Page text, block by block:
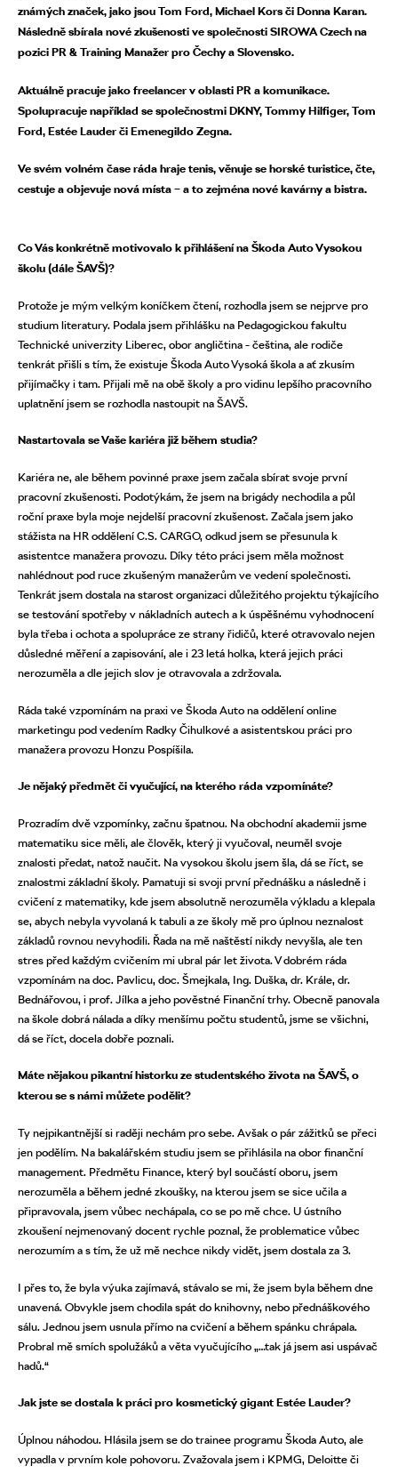
známých značek, jako jsou Tom Ford, Michael Kors či Donna Karan.
Následně sbírala nové zkušenosti ve společnosti SIROWA Czech na
pozici PR& Training Manažer pro Čechy a Slovensko.
Aktuálně pracuje jako freelancer v oblasti PR a komunikace.
Spolupracuje například se společnostmi DKNY, Tommy Hilfiger, Tom
Ford, Estée Lauder či Emenegildo Zegna.
Ve svém volném čase ráda hraje tenis, věnuje se horské turistice, čte,
cestuje a objevuje nová místa – a to zejména nové kavárny a bistra.
Co Vás konkrétně motivovalo k přihlášení na Škoda Auto Vysokou
školu (dále ŠAVŠ)?
Protože je mým velkým koníčkem čtení, rozhodla jsem se nejprve pro
studium literatury. Podala jsem přihlášku na Pedagogickou fakultu
Technické univerzity Liberec, obor angličtina - čeština, ale rodiče
tenkrát přišli s tím, že existuje Škoda Auto Vysoká škola a ať zkusím
přijímačky i tam. Přijali mě na obě školy a pro vidinu lepšího pracovního
uplatnění jsem se rozhodla nastoupit na ŠAVŠ.
Nastartovala se Vaše kariéra již během studia?
Kariéra ne, ale během povinné praxe jsem začala sbírat svoje první
pracovní zkušenosti. Podotýkám, že jsem na brigády nechodila a půl
roční praxe byla moje nejdelší pracovní zkušenost. Začala jsem jako
stážista na HR oddělení C.S. CARGO, odkud jsem se přesunula k
asistentce manažera provozu. Díky této práci jsem měla možnost
nahlédnout pod ruce zkušeným manažerům ve vedení společnosti.
Tenkrát jsem dostala na starost organizaci důležitého projektu týkajícího
se testování spotřeby v nákladních autech a k úspěšnému vyhodnocení
byla třeba i ochota a spolupráce ze strany řidičů, které otravovalo nejen
důsledné měření a zapisování, ale i 23 letá holka, která jejich práci
nerozuměla a dle jejich slov je otravovala a zdržovala.
Ráda také vzpomínám na praxi ve Škoda Auto na oddělení online
marketingu pod vedením Radky Čihulkové a asistentskou práci pro
manažera provozu Honzu Pospíšila.
Je nějaký předmět či vyučující, na kterého ráda vzpomínáte?
Prozradím dvě vzpomínky, začnu špatnou. Na obchodní akademii jsme
matematiku sice měli, ale člověk, který ji vyučoval, neuměl svoje
znalosti předat, natož naučit. Na vysokou školu jsem šla, dá se říct, se
znalostmi základní školy. Pamatuji si svoji první přednášku a následně i
cvičení z matematiky, kde jsem absolutně nerozuměla výkladu a klepala
se, abych nebyla vyvolaná k tabuli a ze školy mě pro úplnou neznalost
základů rovnou nevyhodili. Řada na mě naštěstí nikdy nevyšla, ale ten
stres před každým cvičením mi ubral pár let života. V dobrém ráda
vzpomínám na doc. Pavlicu, doc. Šmejkala, Ing. Duška, dr. Krále, dr.
Bednářovou, i prof. Jílka a jeho pověstné Finanční trhy. Obecně panovala
na škole dobrá nálada a díky menšímu počtu studentů, jsme se všichni,
dá se říct, docela dobře poznali.
Máte nějakou pikantní historku ze studentského života na ŠAVŠ, o
kterou se s námi můžete podělit?
Ty nejpikantnější si raději nechám pro sebe. Avšak o pár zážitků se přeci
jen podělím. Na bakalářském studiu jsem se přihlásila na obor finanční
management. Předmětu Finance, který byl součástí oboru, jsem
nerozuměla a během jedné zkoušky, na kterou jsem se sice učila a
připravovala, jsem vůbec nechápala, co se po mě chce. U ústního
zkoušení nejmenovaný docent rychle poznal, že problematice vůbec
nerozumím a s tím, že už mě nechce nikdy vidět, jsem dostala za 3.
I přes to, že byla výuka zajímavá, stávalo se mi, že jsem byla během dne
unavená. Obvykle jsem chodila spát do knihovny, nebo přednáškového
sálu. Jednou jsem usnula přímo na cvičení a během spánku chrápala.
Probral mě smích spolužáků a věta vyučujícího „…tak já jsem asi uspávač
hadů.“
Jak jste se dostala k práci pro kosmetický gigant Estée Lauder?
Úplnou náhodou. Hlásila jsem se do trainee programu Škoda Auto, ale
vypadla v prvním kole pohovoru. Zvažovala jsem i KPMG, Deloitte či